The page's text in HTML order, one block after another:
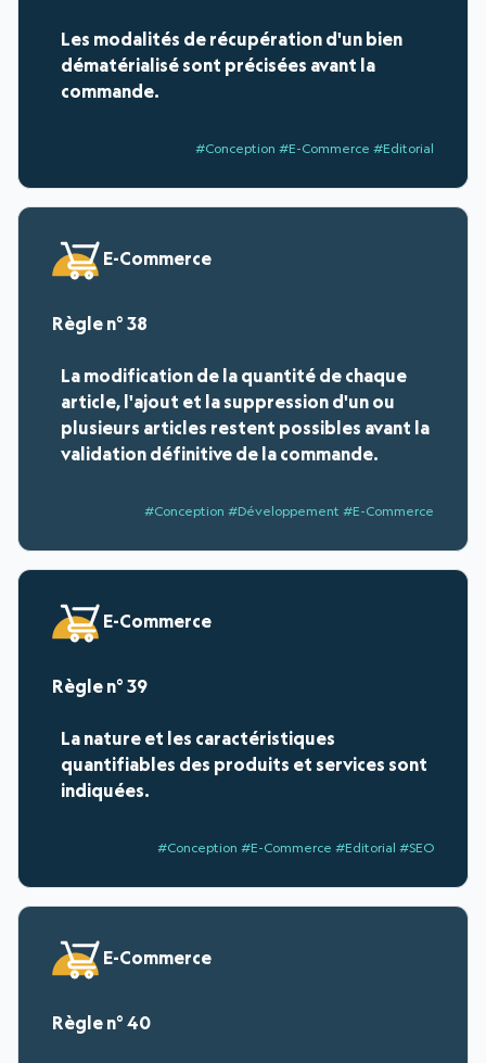
Les modalités de récupération d'un bien
dématérialisé sont précisées avant la
commande.
#Conception #E-Commerce #Editorial
E-Commerce
38
La modification de la quantité de chaque
article, l'ajout et la suppression d'un ou
plusieurs articles restent possibles avant la
validation définitive de la commande.
#Conception #Développement #E-Commerce
E-Commerce
39
La nature et les caractéristiques
quantifiables des produits et services sont
indiquées.
#Conception #E-Commerce #Editorial #SEO
E-Commerce
40